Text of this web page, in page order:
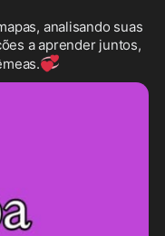
analisando suas
a aprender juntos,
💞